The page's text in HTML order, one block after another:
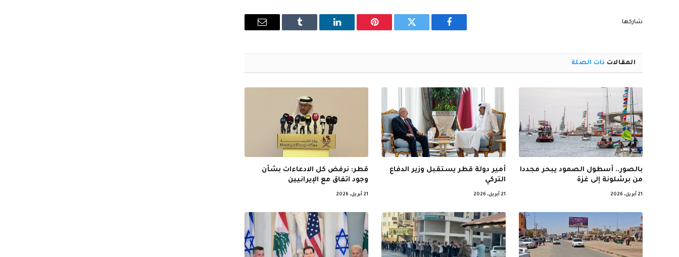
شاركها.
فيسبوك تويتر بينتيريستلينكدإن Tumblr
البريد
المقالات ذات الصلة
بالصور.. أسطول الصمود يبحر مجددا
من برشلونة إلى غزة
21 أبريل، 2026
أمير دولة قطر يستقبل وزير الدفاع
التركي
21 أبريل، 2026
قطر: نرفض كل الادعاءات بشأن
وجود اتفاق مع الإيرانيين
21 أبريل، 2026